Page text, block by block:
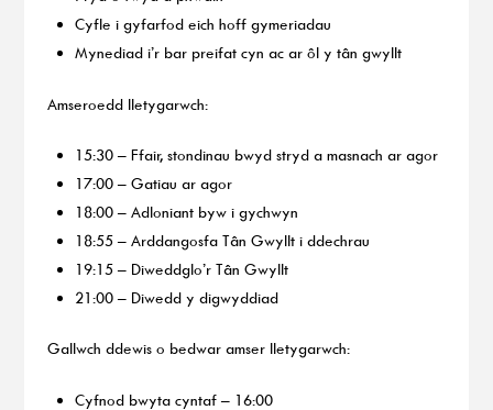
Cyfle i gyfarfod eich hoff gymeriadau
Mynediad i’r bar preifat cyn ac ar ôl y tân gwyllt
Amseroedd lletygarwch:
15:30 – Ffair, stondinau bwyd stryd a masnach ar agor
17:00 – Gatiau ar agor
18:00 – Adloniant byw i gychwyn
18:55 – Arddangosfa Tân Gwyllt i ddechrau
19:15 – Diweddglo’r Tân Gwyllt
21:00 – Diwedd y digwyddiad
Gallwch ddewis o bedwar amser lletygarwch:
Cyfnod bwyta cyntaf – 16:00